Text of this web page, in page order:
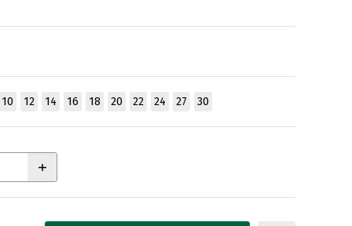
10 12 14 16 18 20 22 24 27 30